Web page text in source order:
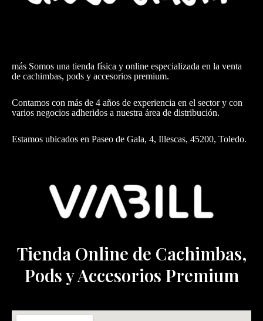
más Somos una tienda física y online especializada en la venta
de cachimbas, pods y accesorios premium.
Contamos con más de 4 años de experiencia en el sector y con
varios negocios adheridos a nuestra área de distribución.
Estamos ubicados en Paseo de Gala, 4, Illescas, 45200, Toledo.
Tienda Online de Cachimbas,
Pods y Accesorios Premium